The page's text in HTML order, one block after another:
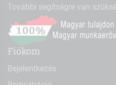
További segítségre van
Fiókom
Bejelentkezés